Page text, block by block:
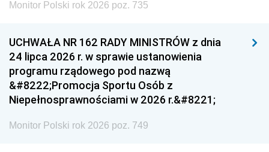
Monitor Polski rok 2026 poz. 735
UCHWAŁA NR 162 RADY MINISTRÓW z dnia
24 lipca 2026 r. w sprawie ustanowienia
programu rządowego pod nazwą
&#8222;Promocja Sportu Osób z
Niepełnosprawnościami w 2026 r.&#8221;
Monitor Polski rok 2026 poz. 749